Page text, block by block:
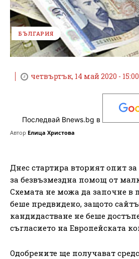
БЪЛГАРИЯ
четвъртък, 14 май 2020 -
Последвай Bnews.bg в
Автор Елица Христова
Днес стартира вторият опит
за безвъзмездна помощ от
Схемата не можа да започне в
беше предвидено, защото
кандидастване не беше
съгласието на Европейската
Одобрените ще получават